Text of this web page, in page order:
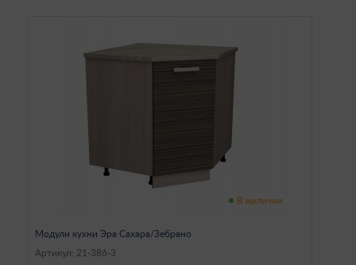
В наличии
Модули кухни Эра Сахара/Зебрано
Артикул: 21-386-3